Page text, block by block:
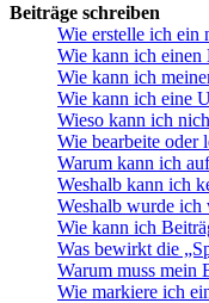
Beiträge schreiben
Wie erstelle ich ein
Wie kann ich einen
Wie kann ich
Wie kann ich eine
Wieso kann ich
Wie bearbeite oder
Warum kann ich
Weshalb kann ich
Weshalb wurde ich
Wie kann ich
Was bewirkt die
Warum muss mein
Wie markiere ich